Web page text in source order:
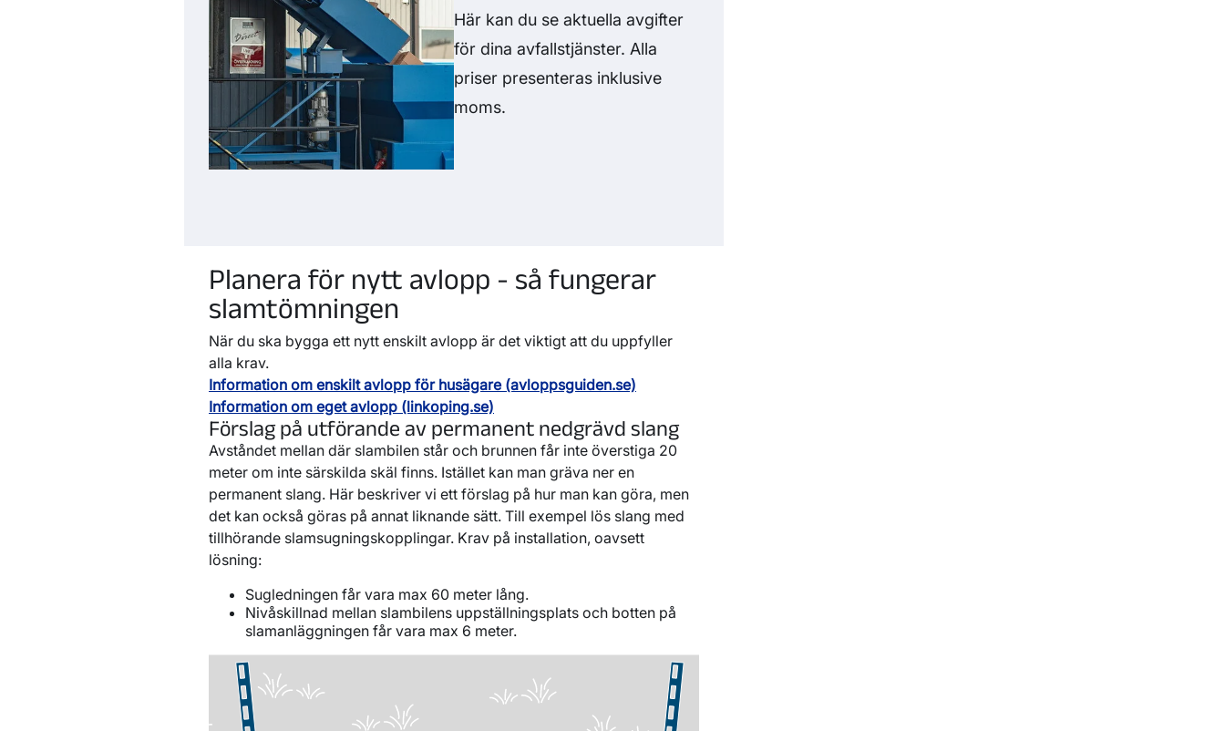
Här kan du se aktuella avgifter
för dina avfallstjänster. Alla
priser presenteras inklusive
moms.
Planera för nytt avlopp - så fungerar
slamtömningen
När du ska bygga ett nytt enskilt avlopp är det viktigt att du uppfyller
alla krav.
Information om enskilt avlopp för husägare (avloppsguiden.se)
Information om eget avlopp (linkoping.se)
Förslag på utförande av permanent nedgrävd slang
Avståndet mellan där slambilen står och brunnen får inte överstiga 20
meter om inte särskilda skäl finns. Istället kan man gräva ner en
permanent slang. Här beskriver vi ett förslag på hur man kan göra, men
det kan också göras på annat liknande sätt. Till exempel lös slang med
tillhörande slamsugningskopplingar. Krav på installation, oavsett
lösning:
Sugledningen får vara max 60 meter lång.
Nivåskillnad mellan slambilens uppställningsplats och botten på
slamanläggningen får vara max 6 meter.